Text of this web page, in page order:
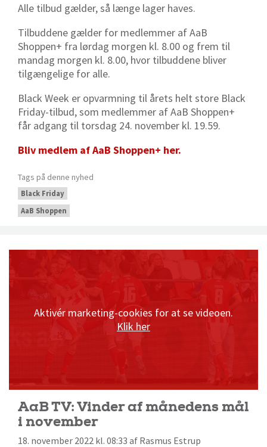
Alle tilbud gælder, så længe lager haves.
Tilbuddene gælder for medlemmer af AaB
Shoppen+ fra lørdag morgen kl. 8.00 og frem til
mandag morgen kl. 8.00, hvor tilbuddene bliver
tilgængelige for alle.
Black Week er opvarmning til årets helt store Black
Friday-tilbud, som medlemmer af AaB Shoppen+
får adgang til torsdag 24. november kl. 19.59.
Bliv medlem af AaB Shoppen+ her.
Tags på denne nyhed
Black Friday
AaB Shoppen
Aktivér marketing-cookies for at se videoen.
Klik her
AaB TV: Vinder af månedens mål
i november
18. november 2022 kl. 08:33 af Rasmus Estrup